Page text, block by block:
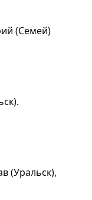
(Семей)
(Уральск),